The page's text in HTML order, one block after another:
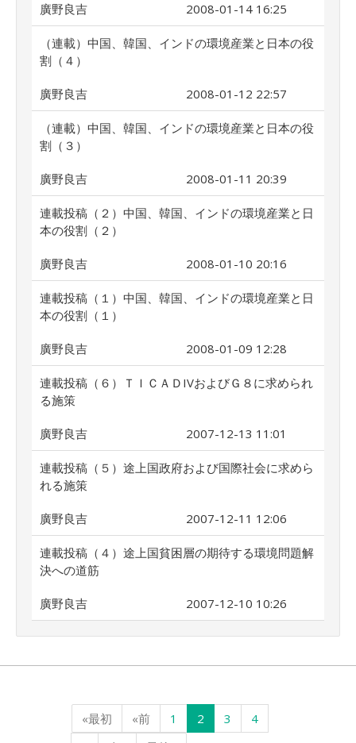
廣野良吉 2008-01-14 16:25
（連載）中国、韓国、インドの環境産業と日本の役
割（４）
廣野良吉 2008-01-12 22:57
（連載）中国、韓国、インドの環境産業と日本の役
割（３）
廣野良吉 2008-01-11 20:39
連載投稿（２）中国、韓国、インドの環境産業と日
本の役割（２）
廣野良吉 2008-01-10 20:16
連載投稿（１）中国、韓国、インドの環境産業と日
本の役割（１）
廣野良吉 2008-01-09 12:28
連載投稿（６）ＴＩＣＡＤIVおよびＧ８に求められ
る施策
廣野良吉 2007-12-13 11:01
連載投稿（５）途上国政府および国際社会に求めら
れる施策
廣野良吉 2007-12-11 12:06
連載投稿（４）途上国貧困層の期待する環境問題解
決への道筋
廣野良吉 2007-12-10 10:26
«最初 «前 1 2 3
4